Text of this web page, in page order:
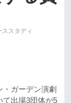
ススタディ
ガーデン演劇
て出場3団体が5